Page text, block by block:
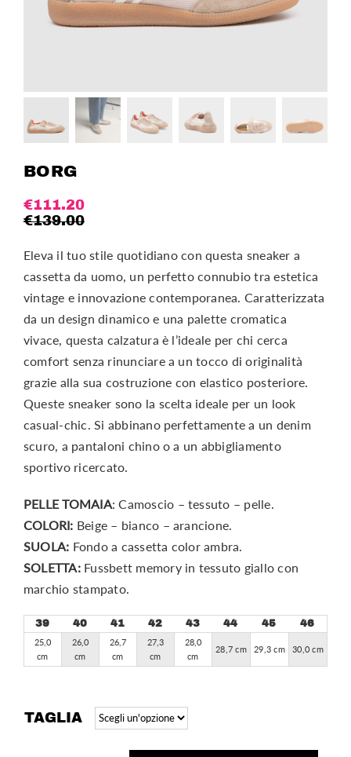
BORG
€139.00
€111.20
Eleva il tuo stile quotidiano con questa sneaker a
cassetta da uomo, un perfetto connubio tra estetica
vintage e innovazione contemporanea. Caratterizzata
da un design dinamico e una palette cromatica
vivace, questa calzatura è l’ideale per chi cerca
comfort senza rinunciare a un tocco di originalità
grazie alla sua costruzione con elastico posteriore.
Queste sneaker sono la scelta ideale per un look
casual-chic. Si abbinano perfettamente a un denim
scuro, a pantaloni chino o a un abbigliamento
sportivo ricercato.
PELLE TOMAIA: Camoscio – tessuto – pelle.
COLORI: Beige – bianco – arancione.
SUOLA: Fondo a cassetta color ambra.
SOLETTA: Fussbett memory in tessuto giallo con
marchio stampato.
39 40 41 42 43 44 45 46
25,0
cm
26,0
cm
26,7
cm
27,3
cm
28,0
cm
28,7 cm 29,3 cm 30,0 cm
TAGLIA